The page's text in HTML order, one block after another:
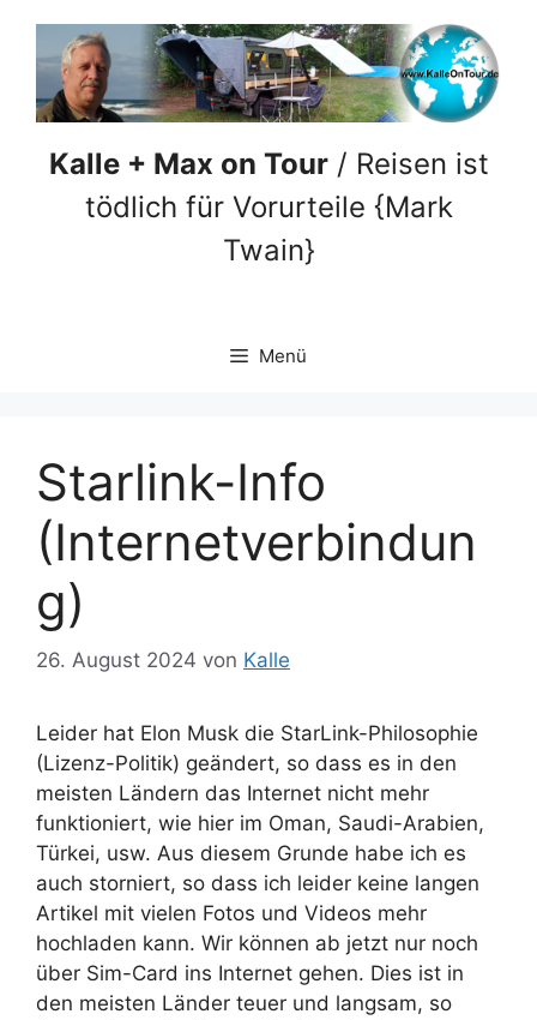
springen
Kalle + Max on Tour/ Reisen ist
tödlich für Vorurteile {Mark
Twain}
Menü
Starlink-Info
(Internetverbindun
g)
26. August 2024 von Kalle
Leider hat Elon Musk die StarLink-Philosophie
(Lizenz-Politik) geändert, so dass es in den
meisten Ländern das Internet nicht mehr
funktioniert, wie hier im Oman, Saudi-Arabien,
Türkei, usw. Aus diesem Grunde habe ich es
auch storniert, so dass ich leider keine langen
Artikel mit vielen Fotos und Videos mehr
hochladen kann. Wir können ab jetzt nur noch
über Sim-Card ins Internet gehen. Dies ist in
den meisten Länder teuer und langsam, so